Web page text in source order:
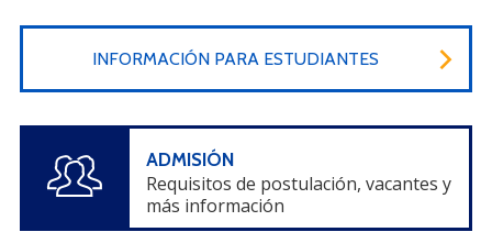
Estudiantes Egresados
INFORMACIÓN PARA ESTUDIANTES
ADMISIÓN
Requisitos de postulación, vacantes y
más información